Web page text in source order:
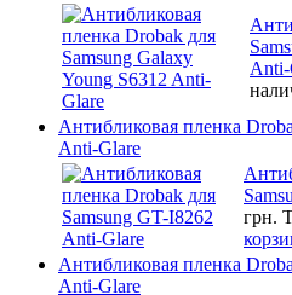
Anti-
Антибликовая пленка
Anti-Glare
грн.
Антибликовая пленка
Anti-Glare